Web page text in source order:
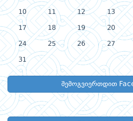
10 11 12 13
17 18 19 20
24 25 26 27
31
შემოგვიერთდით